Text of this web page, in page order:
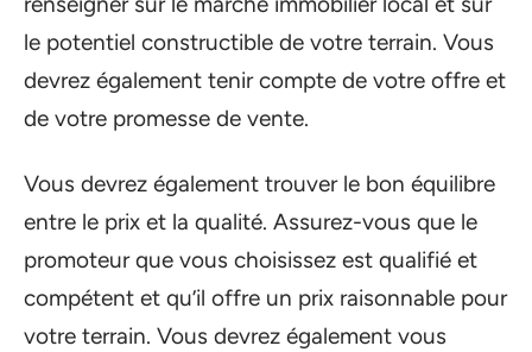
le potentiel constructible de votre terrain. Vous
devrez également tenir compte de votre offre et
de votre promesse de vente.
Vous devrez également trouver le bon équilibre
entre le prix et la qualité. Assurez-vous que le
promoteur que vous choisissez est qualifié et
compétent et qu’il offre un prix raisonnable pour
votre terrain. Vous devrez également vous